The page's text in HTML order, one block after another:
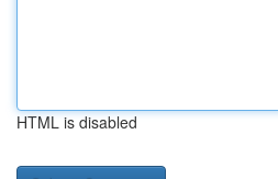
HTML is disabled